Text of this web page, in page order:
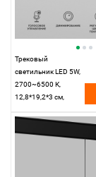
Трековый
светильник LED 5W,
2700~6500 К,
12,8*19,2*3 см,
Elektrostandard Slim
Magnetic 85071/01